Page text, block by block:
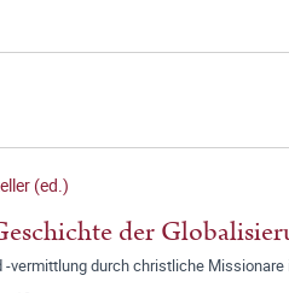
(ed.)
der
durch christliche